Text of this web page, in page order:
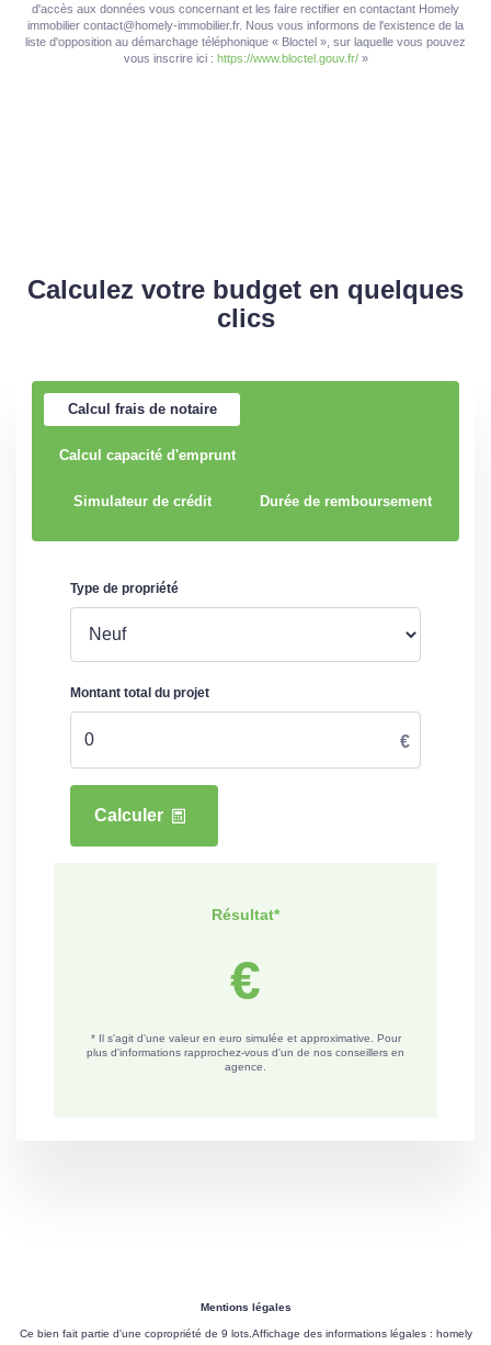
d'accès aux données vous concernant et les faire rectifier en contactant Homely
immobilier contact@homely-immobilier.fr. Nous vous informons de l'existence de la
liste d'opposition au démarchage téléphonique « Bloctel », sur laquelle vous pouvez
vous inscrire ici : https://www.bloctel.gouv.fr/»
Calculez votre budget en quelques
clics
Calcul frais de notaire
Calcul capacité d'emprunt
Simulateur de crédit Durée de remboursement
Mentions légales
Ce bien fait partie d'une copropriété de 9 lots.Affichage des informations légales : homely